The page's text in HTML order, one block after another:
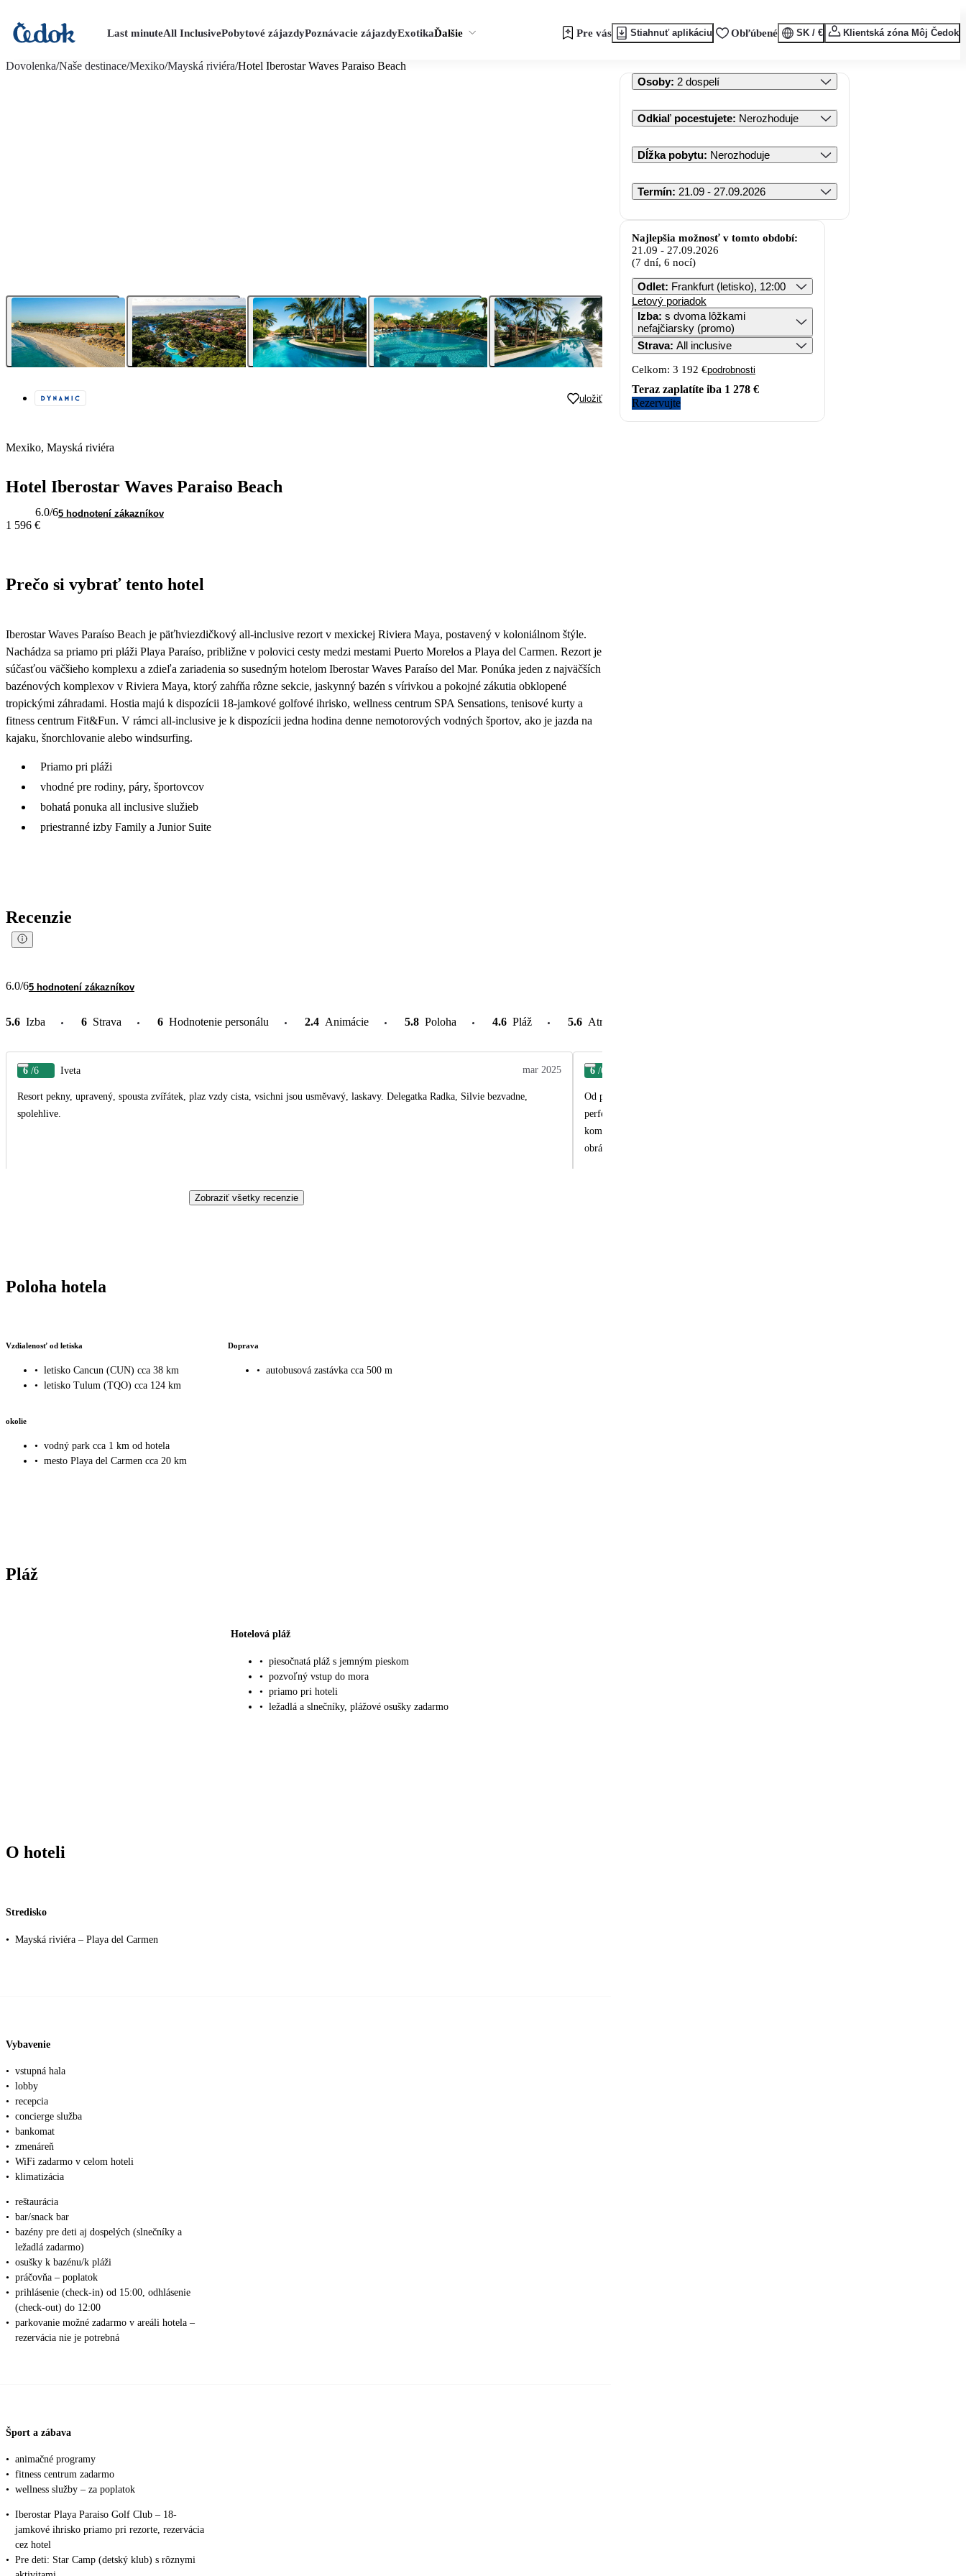
Last minuteAll InclusivePobytové zájazdyPoznávacie zájazdyExotikaĎalšie Pre vás Stiahnuť aplikáciu Obľúbené SK / € Klientská zóna Môj Čedok
Dovolenka/Naše destinace/Mexiko/Mayská riviéra/Hotel Iberostar Waves Paraiso Beach
uložiť
Mexiko, Mayská riviéra
Hotel Iberostar Waves Paraiso Beach
6.0/65 hodnotení zákazníkov
1 596 €
Prečo si vybrať tento hotel
Iberostar Waves Paraíso Beach je päťhviezdičkový all-inclusive rezort v mexickej Riviera Maya, postavený v koloniálnom štýle.
Nachádza sa priamo pri pláži Playa Paraíso, približne v polovici cesty medzi mestami Puerto Morelos a Playa del Carmen. Rezort je
súčasťou väčšieho komplexu a zdieľa zariadenia so susedným hotelom Iberostar Waves Paraíso del Mar. Ponúka jeden z najväčších
bazénových komplexov v Riviera Maya, ktorý zahŕňa rôzne sekcie, jaskynný bazén s vírivkou a pokojné zákutia obklopené
tropickými záhradami. Hostia majú k dispozícii 18-jamkové golfové ihrisko, wellness centrum SPA Sensations, tenisové kurty a
fitness centrum Fit&Fun. V rámci all-inclusive je k dispozícii jedna hodina denne nemotorových vodných športov, ako je jazda na
kajaku, šnorchlovanie alebo windsurfing.
Priamo pri pláži
vhodné pre rodiny, páry, športovcov
bohatá ponuka all inclusive služieb
priestranné izby Family a Junior Suite
Recenzie
6.0/65 hodnotení zákazníkov
5.6 Izba 6 Strava 6 Hodnotenie personálu 2.4 Animácie 5.8 Poloha 4.6 Pláž 5.6 Atrakcie v okolí
6 /6 Iveta mar 2025
Resort pekny, upravený, spousta zvířátek, plaz vzdy cista, vsichni jsou usměvavý, laskavy. Delegatka Radka, Silvie bezvadne,
spolehlive.
6 /6
Od prvního kontaktu v cestovní kanceláři kdy jsem řekl o požadavku na dovolénou se paní
perfektně, komunikovala a na dotazy odpovídala okamžitě, určitě mohu jen doporučit a
komunikace dokonalá, od příjezdu po výlety až po odlet, nemám co vytknou vše v
obrátím na vaši cestovní kancelář.
Zobraziť všetky recenzie
Poloha hotela
Vzdialenosť od letiska
• letisko Cancun (CUN) cca 38 km
• letisko Tulum (TQO) cca 124 km
Doprava
• autobusová zastávka cca 500 m
okolie
• vodný park cca 1 km od hotela
• mesto Playa del Carmen cca 20 km
Pláž
Hotelová pláž
• piesočnatá pláž s jemným pieskom
• pozvoľný vstup do mora
• priamo pri hoteli
• ležadlá a slnečníky, plážové osušky zadarmo
O hoteli
Stredisko
• Mayská riviéra – Playa del Carmen
Vybavenie
• vstupná hala
• lobby
• recepcia
• concierge služba
• bankomat
• zmenáreň
• WiFi zadarmo v celom hoteli
• klimatizácia
• reštaurácia
• bar/snack bar
• bazény pre deti aj dospelých (slnečníky a
ležadlá zadarmo)
• osušky k bazénu/k pláži
• práčovňa – poplatok
• prihlásenie (check-in) od 15:00, odhlásenie
(check-out) do 12:00
• parkovanie možné zadarmo v areáli hotela –
rezervácia nie je potrebná
Šport a zábava
• animačné programy
• fitness centrum zadarmo
• wellness služby – za poplatok
• Iberostar Playa Paraiso Golf Club – 18-
jamkové ihrisko priamo pri rezorte, rezervácia
cez hotel
• Pre deti: Star Camp (detský klub) s rôznymi
Osoby: 2 dospelí
Odkiaľ pocestujete: Nerozhoduje
Dĺžka pobytu: Nerozhoduje
Termín: 21.09 - 27.09.2026
Najlepšia možnosť v tomto období:
21.09 - 27.09.2026
(7 dní, 6 nocí)
Odlet: Frankfurt (letisko), 12:00
Letový poriadok
Izba: s dvoma lôžkami
nefajčiarsky (promo)
Strava: All inclusive
Celkom: 3 192 €podrobnosti
Teraz zaplatíte iba 1 278 €
Rezervujte